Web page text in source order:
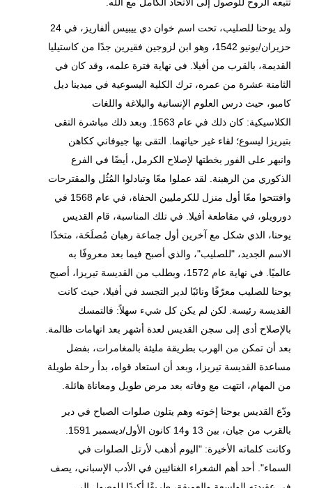
ولد يوحنا للصليب، تحت اسم خوان دي ييبيس ألفاريز، في 24
حزيران/يونيو 1542، وهو ابن لزوجين فقيرين جدًا من كاستيليا
القديمة، بالقرب من أفيلا. في نهاية فترة علمه، وقد كان في
الثامنة عشرة من عمره، ترك الكلية اليسوعية في ميدينا ديل
كامبو، حيث درس العلوم الإنسانية والبلاغة واللغات
الكلاسيكية: كان ذلك في عام 1563. وبعد ذلك مباشرة التقى
بتيريزا ليسوع؛ لقاء غير حياتهما. التقى بها جيوفاني ككاهن
وانبهر على الفور بخطتها لإصلاح الكرمل، أيضًا في الفرع
الذكوري من الرهبنة. لقد عملوا معًا وتبادلوا المُثُل والمقترحات
وافتتحوا معًا أول منزل للكرمليين الحفاة، في عام 1568 في
دورويلو، في مقاطعة أفيلا. في تلك المناسبة، قام القديس
يوحنا، الذي شكل مع آخرين أول جماعة رهبان مُصلَحَة، متخذًا
الاسم الجديد، "للصليب"، والذي أصبح فيما بعد معروفًا به
عالميًا. في نهاية عام 1572، وبطلب من القديسة تيريزا، أصبح
يوحنا للصليب معرّفًا ونائبًا لدير التجسد في أفيلا، حيث كانت
القديسة رئيسة. لكن لم يكن كل شيء سهلاً: فالتمسك
بالإصلاح أدى إلى سجن القديس لعدة أشهر بعد اتهامات ظالمة.
بعد أن تمكن من الهرب بطريقة مليئة بالمغامرات، بفضل
مساعدة القديسة تيريزا، وبعد أن استعاد قواه، بدأ رحلة طويلة
من المهام، انتهت مع وفاته بعد مرض طويل ومعاناة هائلة.
ودّع القديس يوحنا إخوته وهم يتلون صلوات الصباح في دير
وكانت كلماته الأخيرة: "اليوم أذهب لأرتل الصلوات في
السماء". أحد أهم الشعراء الغنائيين في الأدب الإسباني، يصف